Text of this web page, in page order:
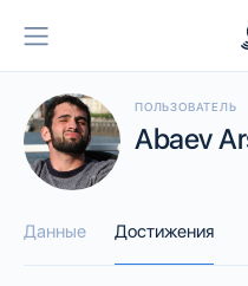
ПОЛЬЗОВАТЕЛЬ
Abaev
Данные Достижения